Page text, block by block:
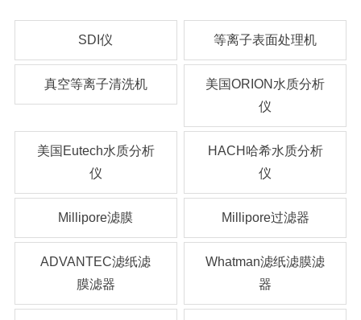
SDI仪 等离子表面处理机
真空等离子清洗机
美国ORION水质分析
仪
美国Eutech水质分析
仪
HACH哈希水质分析
仪
Millipore滤膜 Millipore过滤器
ADVANTEC滤纸滤
膜滤器
Whatman滤纸滤膜滤
器